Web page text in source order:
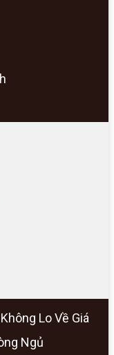
Lo Về Giá
Ngủ